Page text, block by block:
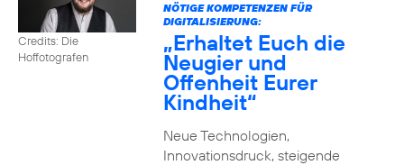
Credits: Die
Hoffotografen
NÖTIGE KOMPETENZEN FÜR
DIGITALISIERUNG:
„Erhaltet Euch die
Neugier und
Offenheit Eurer
Kindheit“
Neue Technologien,
Innovationsdruck, steigende